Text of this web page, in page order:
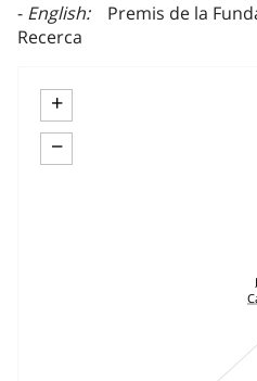
English
Premis de la
Recerca
+
−